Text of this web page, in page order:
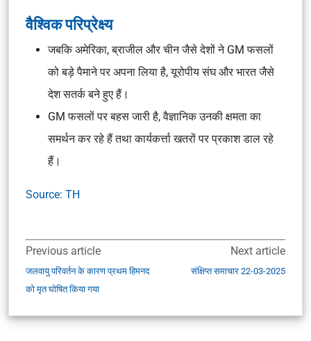
वैश्विक परिप्रेक्ष्य
जबकि अमेरिका, ब्राजील और चीन जैसे देशों ने GM फसलों
को बड़े पैमाने पर अपना लिया है, यूरोपीय संघ और भारत जैसे
देश सतर्क बने हुए हैं।
GM फसलों पर बहस जारी है, वैज्ञानिक उनकी क्षमता का
समर्थन कर रहे हैं तथा कार्यकर्त्ता खतरों पर प्रकाश डाल रहे
हैं।
Source: TH
Previous article
जलवायु परिवर्तन के कारण प्रथम हिमनद
को मृत घोषित किया गया
Next article
संक्षिप्त समाचार 22-03-2025